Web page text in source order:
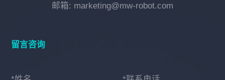
邮箱: marketing@mw-robot.com
留言咨询